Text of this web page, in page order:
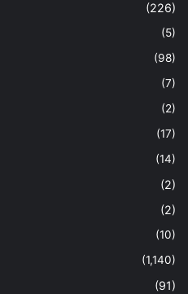
(226)
(5)
(98)
(7)
(2)
(17)
(14)
(2)
(2)
(10)
(1,140)
(91)